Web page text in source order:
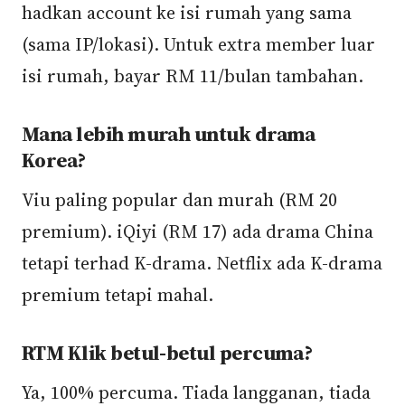
hadkan account ke isi rumah yang sama
(sama IP/lokasi). Untuk extra member luar
isi rumah, bayar RM 11/bulan tambahan.
Mana lebih murah untuk drama
Korea?
Viu paling popular dan murah (RM 20
premium). iQiyi (RM 17) ada drama China
tetapi terhad K-drama. Netflix ada K-drama
premium tetapi mahal.
RTM Klik betul-betul percuma?
Ya, 100% percuma. Tiada langganan, tiada